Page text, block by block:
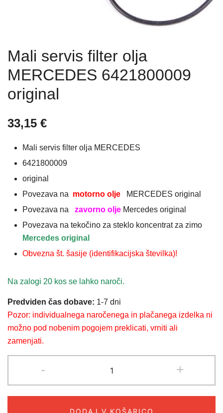
Mali servis filter olja
MERCEDES 6421800009
original
33,15 €
Mali servis filter olja MERCEDES
6421800009
original
Povezava na motorno olje
MERCEDES original
Povezava na
zavorno olje Mercedes original
Povezava na tekočino za steklo koncentrat za zimo
Mercedes original
Obvezna št. šasije (identifikacijska številka)!
Na zalogi 20 kos se lahko naroči.
Predviden čas dobave: 1-7 dni
Pozor: individualnega naročenega in plačanega izdelka ni
možno pod nobenim pogojem preklicati, vrniti ali
zamenjati.
-
servis
filter
+